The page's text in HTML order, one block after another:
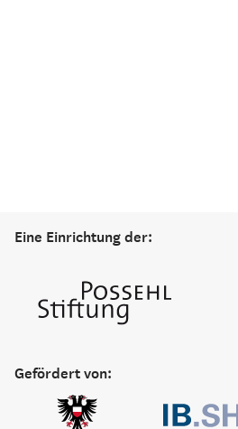
Eine Einrichtung der:
Gefördert von: